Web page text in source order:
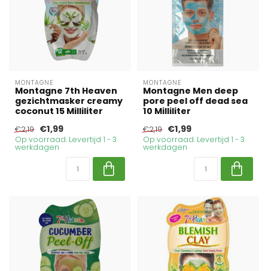
MONTAGNE
Montagne 7th Heaven
gezichtmasker creamy
coconut 15 Milliliter
€2,19 €1,99
Op voorraad. Levertijd 1 - 3
werkdagen
MONTAGNE
Montagne Men deep
pore peel off dead sea
10 Milliliter
€2,19 €1,99
Op voorraad. Levertijd 1 - 3
werkdagen